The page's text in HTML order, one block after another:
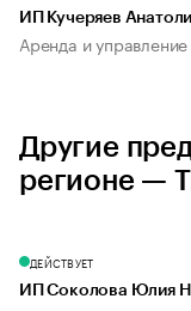
ИП Кучеряев
Аренда и
Другие
регионе —
ДЕЙСТВУЕТ
ИП Соколова Юлия